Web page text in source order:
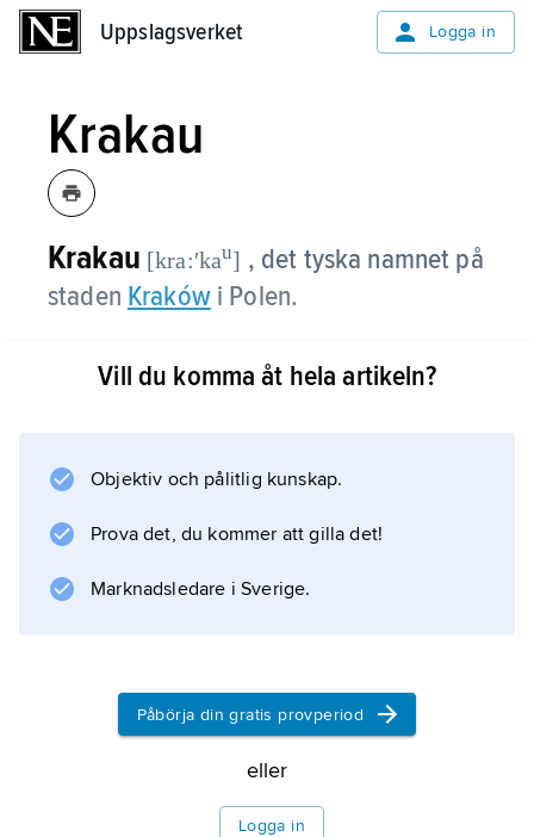
Uppslagsverket Logga in
Krakau
Krakau [kra:ʹkau] , det tyska namnet på
staden Krakówi Polen.
Vill du komma åt hela artikeln?
Objektiv och pålitlig kunskap.
Prova det, du kommer att gilla det!
Marknadsledare i Sverige.
Påbörja din gratis provperiod
eller
Logga in